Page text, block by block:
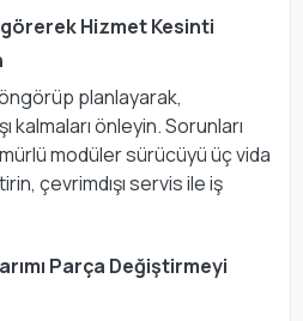
Hizmet Kesinti
planlayarak,
kalmaları önleyin. Sorunları
modüler sürücüyü üç vida
çevrimdışı servis ile iş
Parça Değiştirmeyi